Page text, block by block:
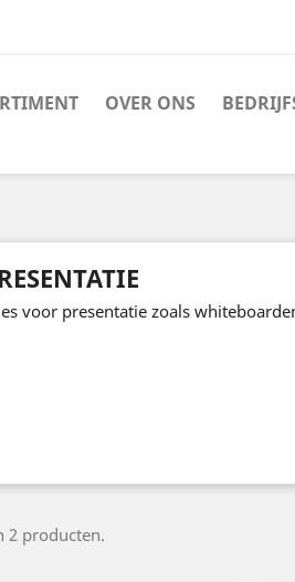
OVER ONS
voor presentatie zoals
2 producten.